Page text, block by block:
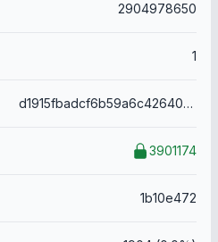
2904978650
1
d1915fbadcf6b59a6c42640665eebe1951bd9ad6134799436ff12d8defa9ef4c
3901174
1b10e472